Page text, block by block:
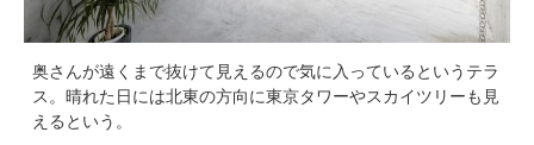
奥さんが遠くまで抜けて見えるので気に入っているというテラ
ス。晴れた日には北東の方向に東京タワーやスカイツリーも見
えるという。